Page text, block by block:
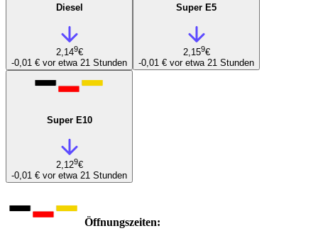
Diesel
2,149€
-0,01 € vor etwa 21 Stunden
Super E5
2,159€
-0,01 € vor etwa 21 Stunden
Super E10
2,129€
-0,01 € vor etwa 21 Stunden
Öffnungszeiten: